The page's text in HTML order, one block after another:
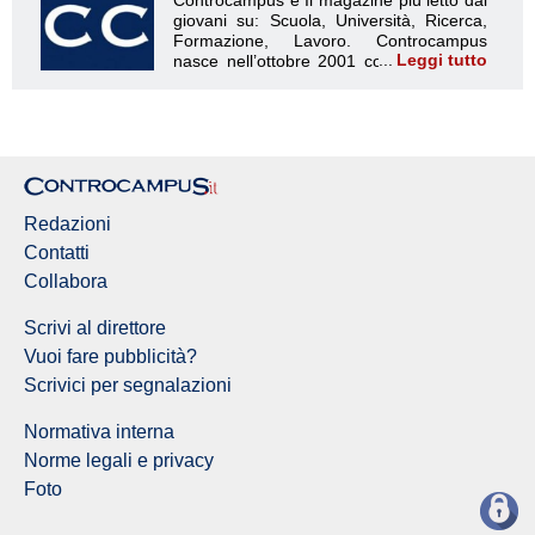
Leggi tutto
Redazioni
Contatti
Collabora
Scrivi al direttore
Vuoi fare pubblicità?
Scrivici per segnalazioni
Normativa interna
Norme legali e privacy
Foto